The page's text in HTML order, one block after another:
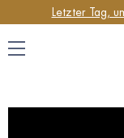
Letzter Tag,